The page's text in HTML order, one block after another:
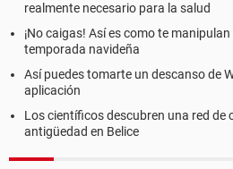
realmente necesario para la salud
¡No caigas! Así es como te
temporada navideña
Así puedes tomarte un descanso de
aplicación
Los científicos descubren una red de
antigüedad en Belice